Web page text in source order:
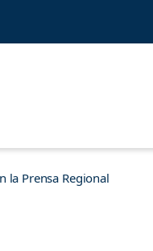
la Prensa Regional